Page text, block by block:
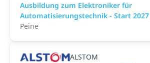
Ausbildung zum Elektroniker für
Automatisierungstechnik - Start
Peine
ALSTOM